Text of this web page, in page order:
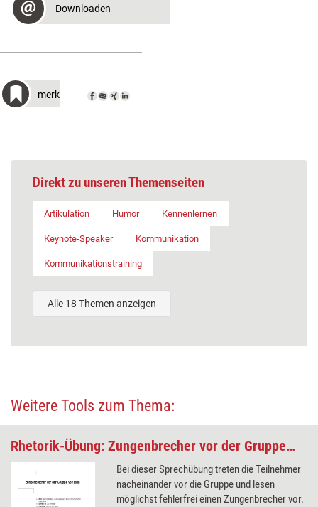
Downloaden
merken
Direkt zu unseren Themenseiten
Artikulation Humor Kennenlernen
Keynote-Speaker Kommunikation
Kommunikationstraining
Alle 18 Themen anzeigen
Weitere Tools zum Thema:
Rhetorik-Übung: Zungenbrecher vor der Gruppe vorlesen
Bei dieser Sprechübung treten die Teilnehmer
nacheinander vor die Gruppe und lesen
möglichst fehlerfrei einen Zungenbrecher vor.